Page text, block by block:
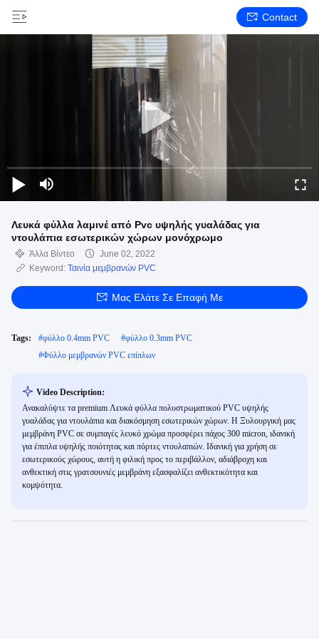
Contact
Λευκά φύλλα λαμινέ από Pvc υψηλής γυαλάδας για
ντουλάπια εσωτερικών χώρων μονόχρωμο
Άλλα Βίντεο
June 02, 2022
Keyword: Ταινία μεμβρανών PVC
Μας Ελάτε Σε Επαφή Με
Tags: #φύλλο 0.4mm PVC #φύλλο 0.3mm PVC
#Φύλλο μεμβρανών PVC επίπλων
Video Description:
Ανακαλύψτε τα premium Λευκά φύλλα πολυστρωματικού PVC υψηλής
γυαλάδας για ντουλάπια και διακόσμηση εσωτερικών χώρων. Η Ξυλουργική μας
μεμβράνη PVC σε συμπαγές λευκό χρώμα προσφέρει πάχος 300 micron, ιδανική
για έπιπλα υψηλής ποιότητας και πόρτες ντουλαπιών. Ιδανική για χρήση σε
εσωτερικούς χώρους, αυτή η φιλική προς το περιβάλλον, αδιάβροχη και
ανθεκτική στις γρατσουνιές μεμβράνη εξασφαλίζει ανθεκτικότητα και
κομψότητα.